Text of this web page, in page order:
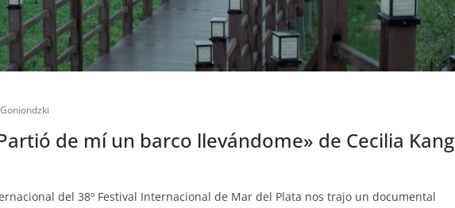
de mí un barco llevándome» de Cecilia Kang
del 38º Festival Internacional de Mar del Plata nos trajo un documental